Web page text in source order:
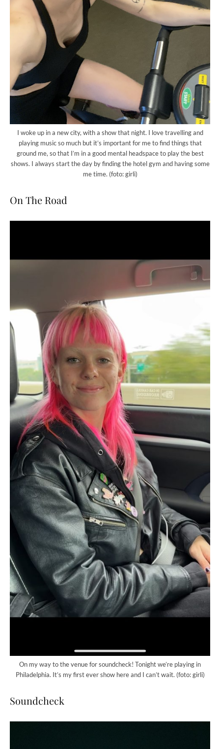
I woke up in a new city, with a show that night. I love travelling and
playing music so much but it’s important for me to find things that
ground me, so that I’m in a good mental headspace to play the best
shows. I always start the day by finding the hotel gym and having some
me time. (foto: girli)
On The Road
On my way to the venue for soundcheck! Tonight we’re playing in
Philadelphia. It’s my first ever show here and I can’t wait. (foto: girli)
Soundcheck